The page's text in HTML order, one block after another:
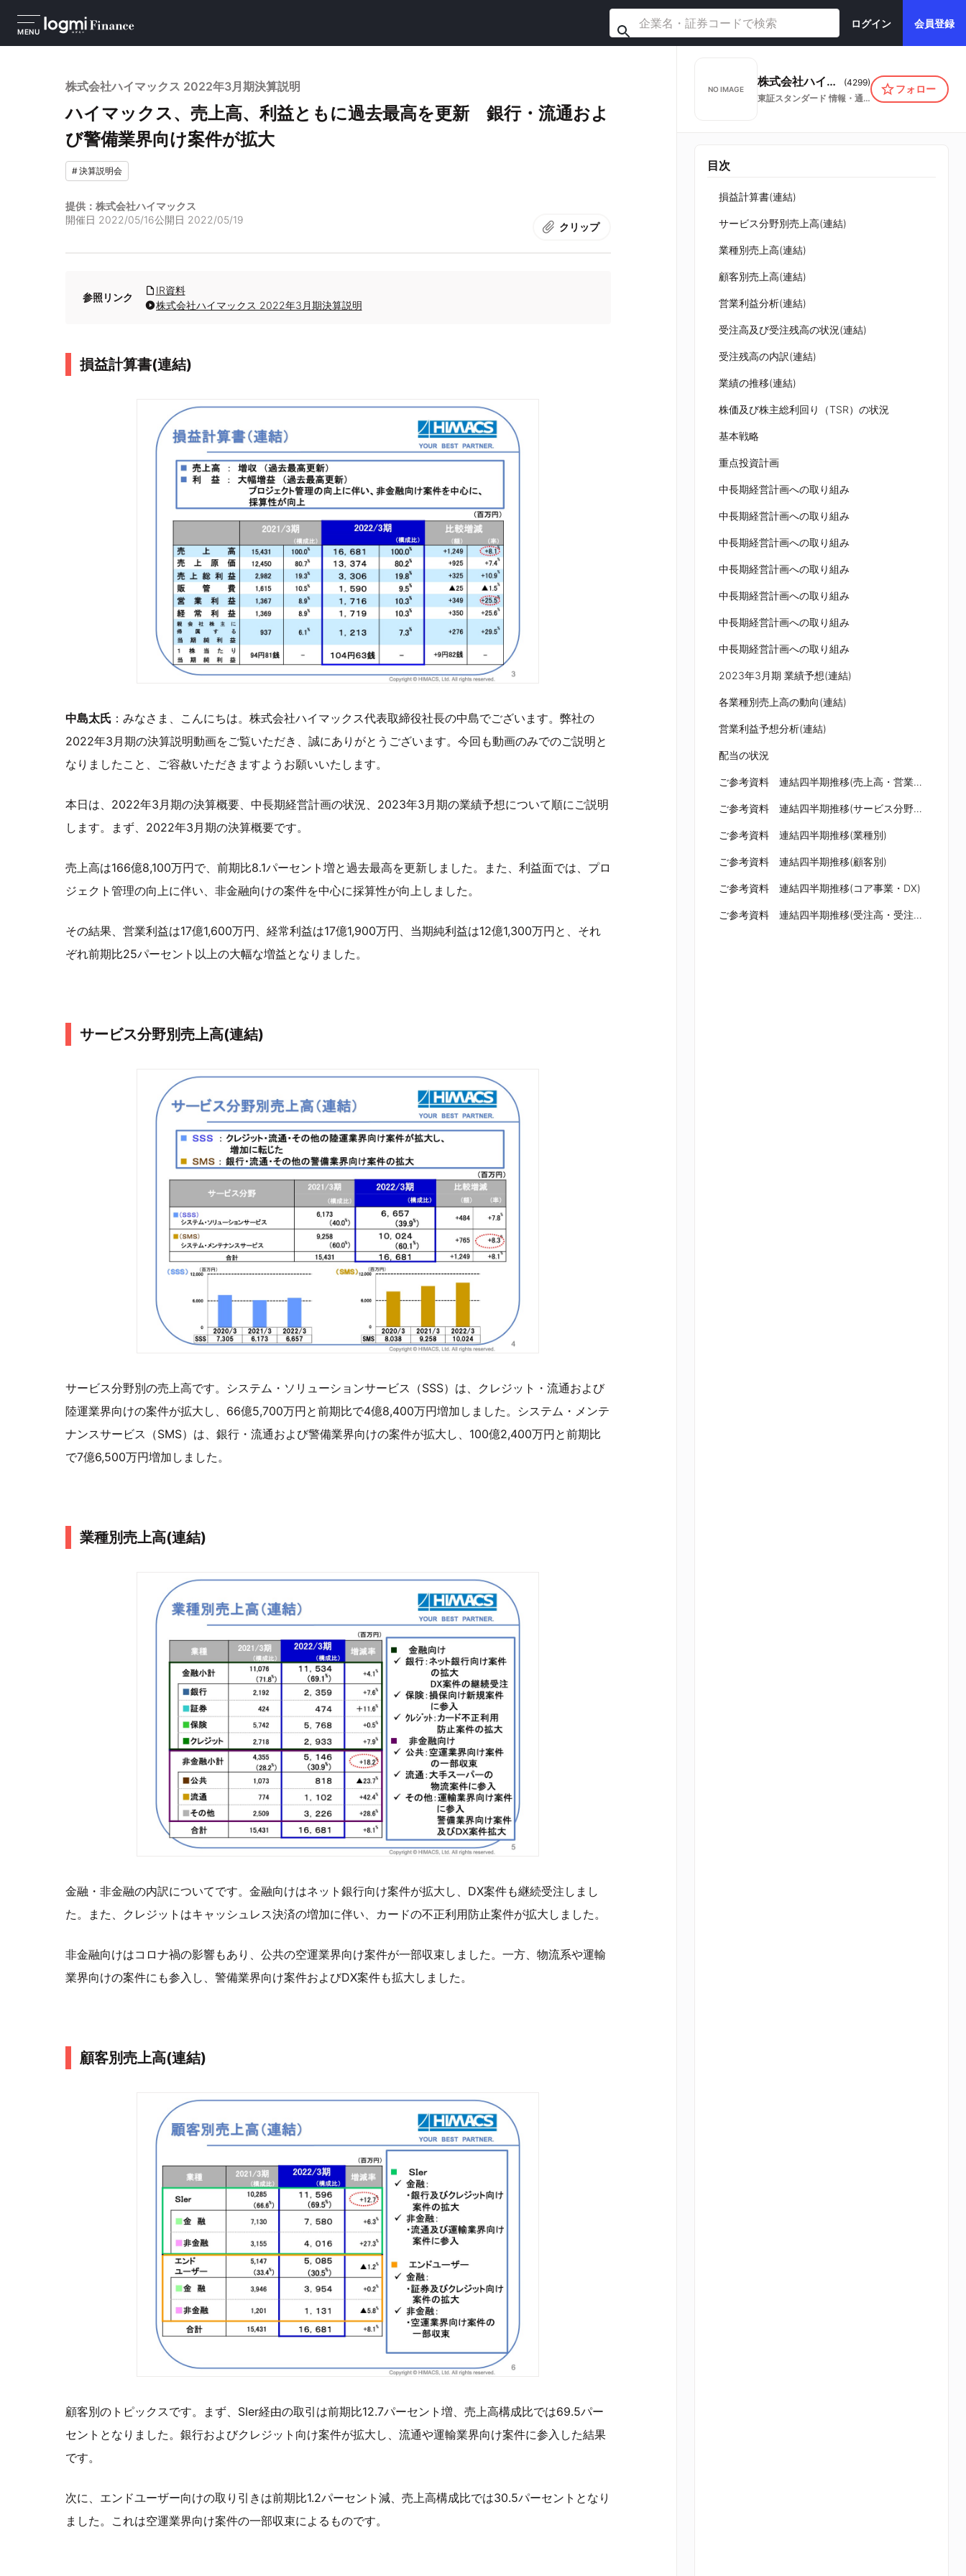
MENU
ログイン 会員登録
株式会社ハイマックス 2022年3月期決算説明
ハイマックス、売上高、利益ともに過去最高を更新 銀行・流通およ
び警備業界向け案件が拡大
#決算説明会
提供：株式会社ハイマックス
開催日 2022/05/16公開日 2022/05/19
クリップ
参照リンク
IR資料
株式会社ハイマックス 2022年3月期決算説明
損益計算書(連結)
中島太氏 ：みなさま、こんにちは。株式会社ハイマックス代表取締役社長の中島でございます。弊社の
2022年3月期の決算説明動画をご覧いただき、誠にありがとうございます。今回も動画のみでのご説明と
なりましたこと、ご容赦いただきますようお願いいたします。
本日は、2022年3月期の決算概要、中長期経営計画の状況、2023年3月期の業績予想について順にご説明
します。まず、2022年3月期の決算概要です。
売上高は166億8,100万円で、前期比8.1パーセント増と過去最高を更新しました。また、利益面では、プロ
ジェクト管理の向上に伴い、非金融向けの案件を中心に採算性が向上しました。
その結果、営業利益は17億1,600万円、経常利益は17億1,900万円、当期純利益は12億1,300万円と、それ
ぞれ前期比25パーセント以上の大幅な増益となりました。
サービス分野別売上高(連結)
サービス分野別の売上高です。システム・ソリューションサービス（SSS）は、クレジット・流通および
陸運業界向けの案件が拡大し、66億5,700万円と前期比で4億8,400万円増加しました。システム・メンテ
ナンスサービス（SMS）は、銀行・流通および警備業界向けの案件が拡大し、100億2,400万円と前期比
で7億6,500万円増加しました。
業種別売上高(連結)
金融・非金融の内訳についてです。金融向けはネット銀行向け案件が拡大し、DX案件も継続受注しまし
た。また、クレジットはキャッシュレス決済の増加に伴い、カードの不正利用防止案件が拡大しました。
非金融向けはコロナ禍の影響もあり、公共の空運業界向け案件が一部収束しました。一方、物流系や運輸
業界向けの案件にも参入し、警備業界向け案件およびDX案件も拡大しました。
顧客別売上高(連結)
顧客別のトピックスです。まず、SIer経由の取引は前期比12.7パーセント増、売上高構成比では69.5パー
セントとなりました。銀行およびクレジット向け案件が拡大し、流通や運輸業界向け案件に参入した結果
です。
次に、エンドユーザー向けの取り引きは前期比1.2パーセント減、売上高構成比では30.5パーセントとなり
ました。これは空運業界向け案件の一部収束によるものです。
NO IMAGE
株式会社ハイマックス (4299)
東証スタンダード 情報・通信業
フォロー
目次
損益計算書(連結)
サービス分野別売上高(連結)
業種別売上高(連結)
顧客別売上高(連結)
営業利益分析(連結)
受注高及び受注残高の状況(連結)
受注残高の内訳(連結)
業績の推移(連結)
株価及び株主総利回り（TSR）の状況
基本戦略
重点投資計画
中長期経営計画への取り組み
中長期経営計画への取り組み
中長期経営計画への取り組み
中長期経営計画への取り組み
中長期経営計画への取り組み
中長期経営計画への取り組み
中長期経営計画への取り組み
2023年3月期 業績予想(連結)
各業種別売上高の動向(連結)
営業利益予想分析(連結)
配当の状況
ご参考資料 連結四半期推移(売上高・営業利益)
ご参考資料 連結四半期推移(サービス分野別)
ご参考資料 連結四半期推移(業種別)
ご参考資料 連結四半期推移(顧客別)
ご参考資料 連結四半期推移(コア事業・DX)
ご参考資料 連結四半期推移(受注高・受注残高)